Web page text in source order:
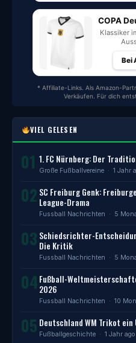
COPA
Klassiker
Bei
* Affiliate-Links. Als Amazon-
Verkäufen. Für dich
VIEL GELESEN
01 1. FC Nürnberg: Der
Große Fußballvereine · 1 Jahr
02 SC Freiburg Genk:
League-Drama
Fussball Nachrichten · 5
03 Schiedsrichter-
Die Kritik
Fussball Nachrichten · 5
04 Fußball-
2026
Fussball Nachrichten · 10
05 Deutschland WM Trikot
Fußballgeschichte · 1 Jahr ago